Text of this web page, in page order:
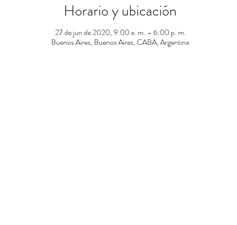
Horario y ubicación
27 de jun de 2020, 9:00 a. m. – 6:00 p. m.
Buenos Aires, Buenos Aires, CABA, Argentina